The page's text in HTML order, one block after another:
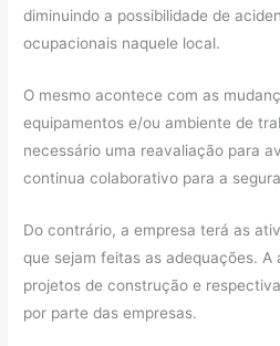
diminuindo a possibilidade de
ocupacionais naquele local.
O mesmo acontece com as
equipamentos e/ou ambiente de
necessário uma reavaliação para
continua colaborativo para a
Do contrário, a empresa terá as
que sejam feitas as adequações. A
projetos de construção e
por parte das empresas.